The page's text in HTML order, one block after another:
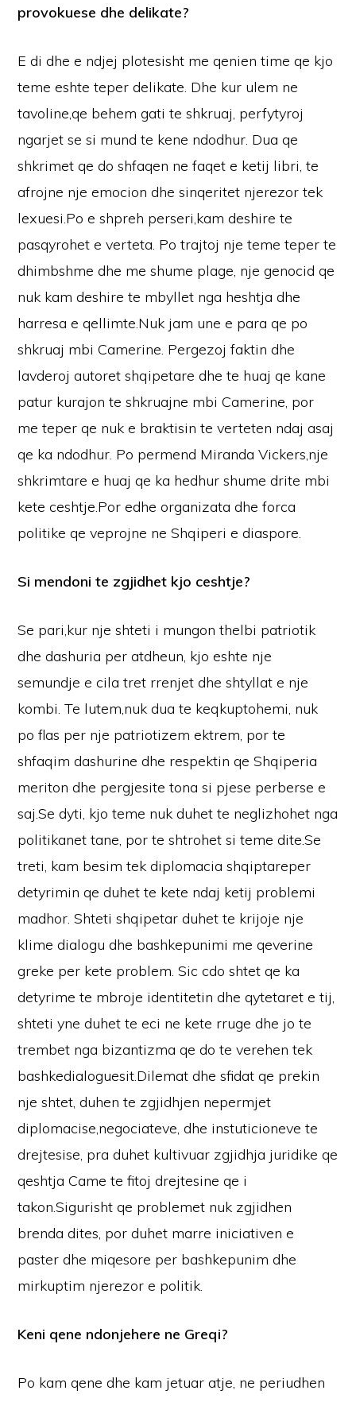
provokuese dhe delikate?
E di dhe e ndjej plotesisht me qenien time qe kjo
teme eshte teper delikate. Dhe kur ulem ne
tavoline,qe behem gati te shkruaj, perfytyroj
ngarjet se si mund te kene ndodhur. Dua qe
shkrimet qe do shfaqen ne faqet e ketij libri, te
afrojne nje emocion dhe sinqeritet njerezor tek
lexuesi.Po e shpreh perseri,kam deshire te
pasqyrohet e verteta. Po trajtoj nje teme teper te
dhimbshme dhe me shume plage, nje genocid qe
nuk kam deshire te mbyllet nga heshtja dhe
harresa e qellimte.Nuk jam une e para qe po
shkruaj mbi Camerine. Pergezoj faktin dhe
lavderoj autoret shqipetare dhe te huaj qe kane
patur kurajon te shkruajne mbi Camerine, por
me teper qe nuk e braktisin te verteten ndaj asaj
qe ka ndodhur. Po permend Miranda Vickers,nje
shkrimtare e huaj qe ka hedhur shume drite mbi
kete ceshtje.Por edhe organizata dhe forca
politike qe veprojne ne Shqiperi e diaspore.
Si mendoni te zgjidhet kjo ceshtje?
Se pari,kur nje shteti i mungon thelbi patriotik
dhe dashuria per atdheun, kjo eshte nje
semundje e cila tret rrenjet dhe shtyllat e nje
kombi. Te lutem,nuk dua te keqkuptohemi, nuk
po flas per nje patriotizem ektrem, por te
shfaqim dashurine dhe respektin qe Shqiperia
meriton dhe pergjesite tona si pjese perberse e
saj.Se dyti, kjo teme nuk duhet te neglizhohet nga
politikanet tane, por te shtrohet si teme dite.Se
treti, kam besim tek diplomacia shqiptareper
detyrimin qe duhet te kete ndaj ketij problemi
madhor. Shteti shqipetar duhet te krijoje nje
klime dialogu dhe bashkepunimi me qeverine
greke per kete problem. Sic cdo shtet qe ka
detyrime te mbroje identitetin dhe qytetaret e tij,
shteti yne duhet te eci ne kete rruge dhe jo te
trembet nga bizantizma qe do te verehen tek
bashkedialoguesit.Dilemat dhe sfidat qe prekin
nje shtet, duhen te zgjidhjen nepermjet
diplomacise,negociateve, dhe instuticioneve te
drejtesise, pra duhet kultivuar zgjidhja juridike qe
qeshtja Came te fitoj drejtesine qe i
takon.Sigurisht qe problemet nuk zgjidhen
brenda dites, por duhet marre iniciativen e
paster dhe miqesore per bashkepunim dhe
mirkuptim njerezor e politik.
Keni qene ndonjehere ne Greqi?
Po kam qene dhe kam jetuar atje, ne periudhen